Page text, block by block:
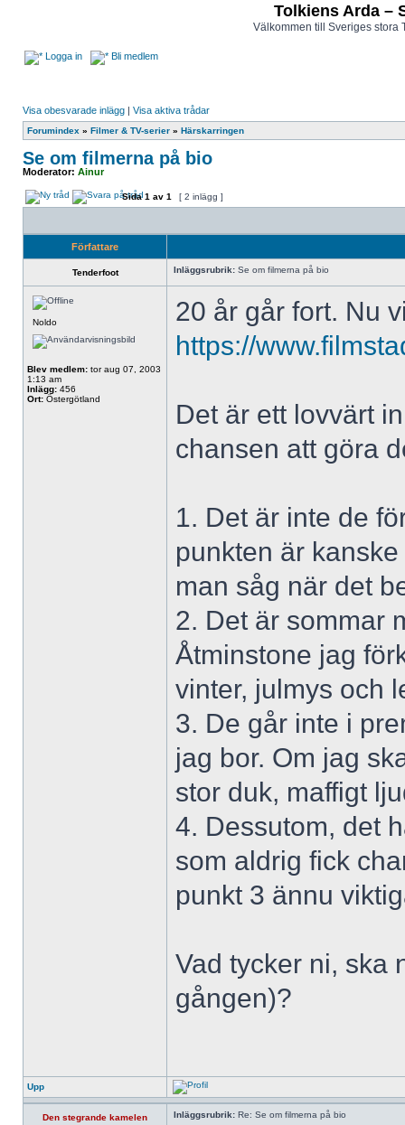
Tolkiens Arda –
Välkommen till Sveriges stora
Logga in Bli medlem
Visa obesvarade inlägg | Visa aktiva trådar
Forumindex » Filmer & TV-serier » Härskarringen
Se om filmerna på bio
Moderator: Ainur
Sida1 av 1 [ 2 inlägg ]
Författare
Tenderfoot Inläggsrubrik: Se om filmerna på bio
Noldo
Blev medlem: tor aug 07, 2003
1:13 am
Inlägg: 456
Ort: Östergötland
20 år går fort. Nu
https://
Det är ett lovvärt
chansen att göra
1. Det är inte de
punkten är
man såg när det
2. Det är sommar
Åtminstone jag
vinter, julmys och
3. De går inte i
jag bor. Om jag
stor duk, maffigt
4. Dessutom, det
som aldrig fick
punkt 3 ännu
Vad tycker ni, ska
gången)?
Upp
Den stegrande kamelen Inläggsrubrik: Re: Se om filmerna på bio